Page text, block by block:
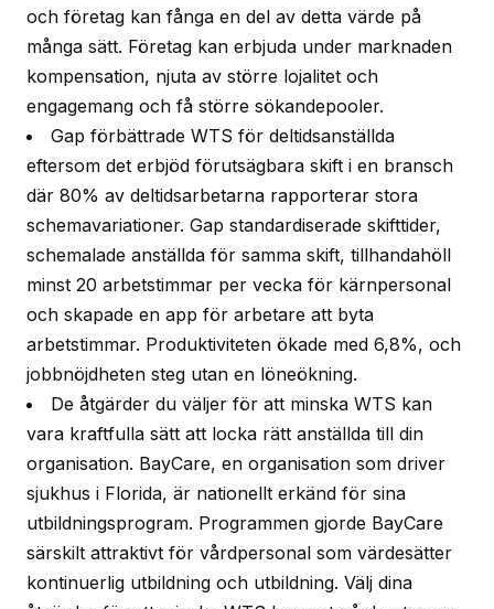
och företag kan fånga en del av detta värde på
många sätt. Företag kan erbjuda under marknaden
kompensation, njuta av större lojalitet och
engagemang och få större sökandepooler.
Gap förbättrade WTS för deltidsanställda
eftersom det erbjöd förutsägbara skift i en bransch
där 80% av deltidsarbetarna rapporterar stora
schemavariationer. Gap standardiserade skifttider,
schemalade anställda för samma skift, tillhandahöll
minst 20 arbetstimmar per vecka för kärnpersonal
och skapade en app för arbetare att byta
arbetstimmar. Produktiviteten ökade med 6,8%, och
jobbnöjdheten steg utan en löneökning.
De åtgärder du väljer för att minska WTS kan
vara kraftfulla sätt att locka rätt anställda till din
organisation. BayCare, en organisation som driver
sjukhus i Florida, är nationellt erkänd för sina
utbildningsprogram. Programmen gjorde BayCare
särskilt attraktivt för vårdpersonal som värdesätter
kontinuerlig utbildning och utbildning. Välj dina